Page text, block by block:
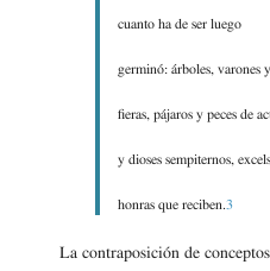
cuanto ha de ser luego
germinó: árboles, varones
fieras, pájaros y peces de
y dioses sempiternos,
honras que reciben. 3
La contraposición de